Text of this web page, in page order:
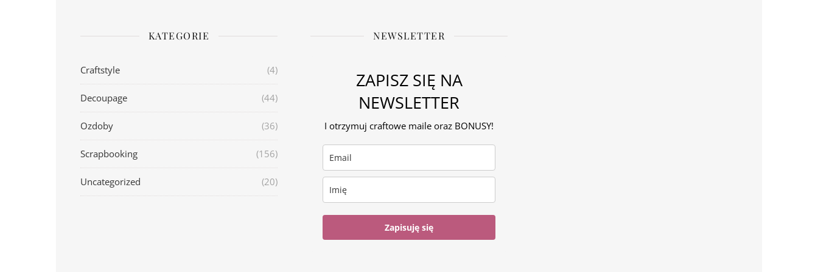
KATEGORIE
Craftstyle (4)
Decoupage (44)
Ozdoby (36)
Scrapbooking (156)
Uncategorized (20)
NEWSLETTER
ZAPISZ SIĘ NA
NEWSLETTER
I otrzymuj craftowe maile oraz BONUSY!
Zapisuję się